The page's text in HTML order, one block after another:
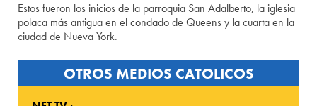
Estos fueron los inicios de la parroquia San Adalberto, la iglesia
polaca más antigua en el condado de Queens y la cuarta en la
ciudad de Nueva York.
OTROS MEDIOS CATOLICOS